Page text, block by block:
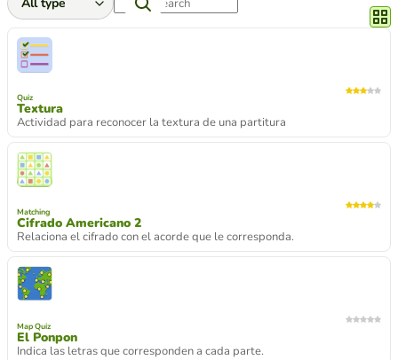
Quiz
Textura
Actividad para reconocer la textura de una partitura
Matching
Cifrado Americano 2
Relaciona el cifrado con el acorde que le corresponda.
Map Quiz
El Ponpon
Indica las letras que corresponden a cada parte.